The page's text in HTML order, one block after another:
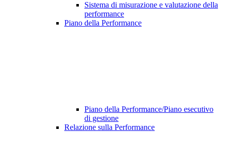
Sistema di misurazione e valutazione della
performance
Piano della Performance
Piano della Performance/Piano esecutivo
di gestione
Relazione sulla Performance